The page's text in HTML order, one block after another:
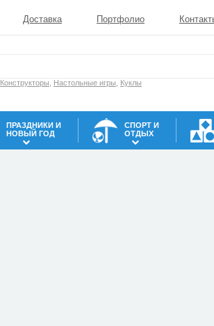
Доставка Портфолио
Конструкторы Настольные игры Куклы
ПРАЗДНИКИ И
НОВЫЙ ГОД
СПОРТ И
ОТДЫХ